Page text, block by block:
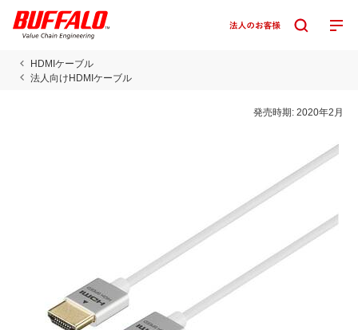
HDMIケーブル
法人向けHDMIケーブル
発売時期:2020年2月